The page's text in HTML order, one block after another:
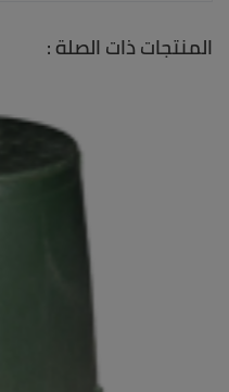
المنتجات ذات الصلة :